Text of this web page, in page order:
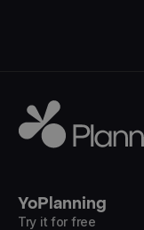
YoPlanning
Try it for free